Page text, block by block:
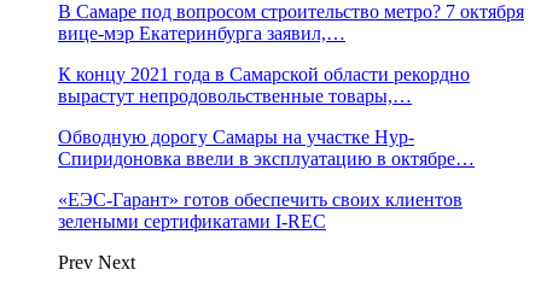
В Самаре под вопросом строительство метро? 7 октября
вице-мэр Екатеринбурга заявил,…
К концу 2021 года в Самарской области рекордно
вырастут непродовольственные товары,…
Обводную дорогу Самары на участке Нур-
Спиридоновка ввели в эксплуатацию в октябре…
«ЕЭС-Гарант» готов обеспечить своих клиентов
зелеными сертификатами I-REC
Prev Next